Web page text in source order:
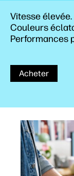
Vitesse élevée.
Couleurs
Performances
Acheter